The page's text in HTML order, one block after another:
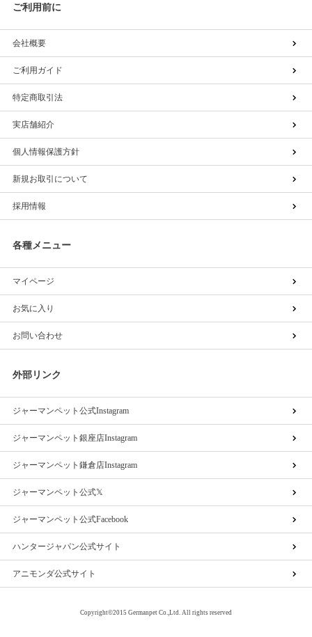
ご利用前に
会社概要
ご利用ガイド
特定商取引法
実店舗紹介
個人情報保護方針
新規お取引について
採用情報
各種メニュー
マイページ
お気に入り
お問い合わせ
外部リンク
ジャーマンペット公式Instagram
ジャーマンペット銀座店Instagram
ジャーマンペット鎌倉店Instagram
ジャーマンペット公式𝕏
ジャーマンペット公式Facebook
ハンタージャパン公式サイト
アニモンダ公式サイト
Copyright©2015 Germanpet Co.,Ltd. All rights reserved